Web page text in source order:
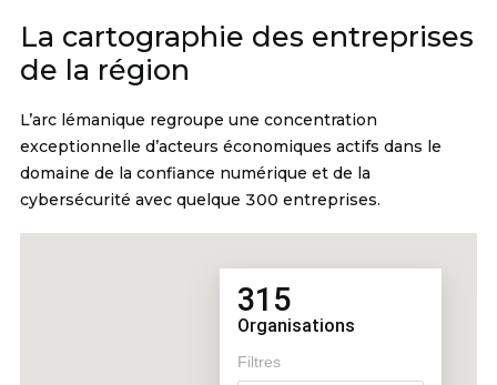
La cartographie des entreprises
de la région
L’arc lémanique regroupe une concentration
exceptionnelle d’acteurs économiques actifs dans le
domaine de la confiance numérique et de la
cybersécurité avec quelque 300 entreprises.
315
Organisations
Filtres